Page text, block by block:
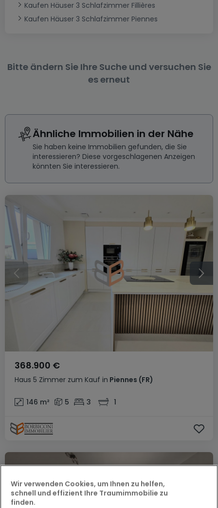
Kaufen Häuser 3 Schlafzimmer Fillières
Kaufen Häuser 3 Schlafzimmer Piennes
Bitte ändern Sie Ihre Suche und versuchen Sie
es erneut
Ähnliche Immobilien in der Nähe
Sie haben keine Immobilien gefunden, die Sie
interessieren? Diese vorgeschlagenen Anzeigen
könnten Sie interessieren.
Haus 5 Zimmer zum Kauf in Piennes (FR)
368.900 €
146 m² 5 3 1
Wir verwenden Cookies, um Ihnen zu helfen,
schnell und effizient Ihre Traumimmobilie zu
finden.